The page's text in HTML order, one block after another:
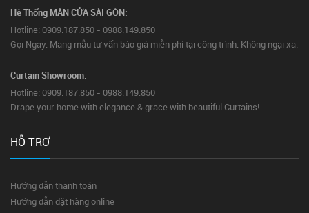
Hệ Thống MÀN CỬA SÀI GÒN:
Hotline: 0909.187.850 - 0988.149.850
Gọi Ngay: Mang mẫu tư vấn báo giá miễn phí tại công trình. Không ngại xa.
Curtain Showroom:
Hotline: 0909.187.850 - 0988.149.850
Drape your home with elegance & grace with beautiful Curtains!
HỖ TRỢ
Hướng dẫn thanh toán
Hướng dẫn đặt hàng online